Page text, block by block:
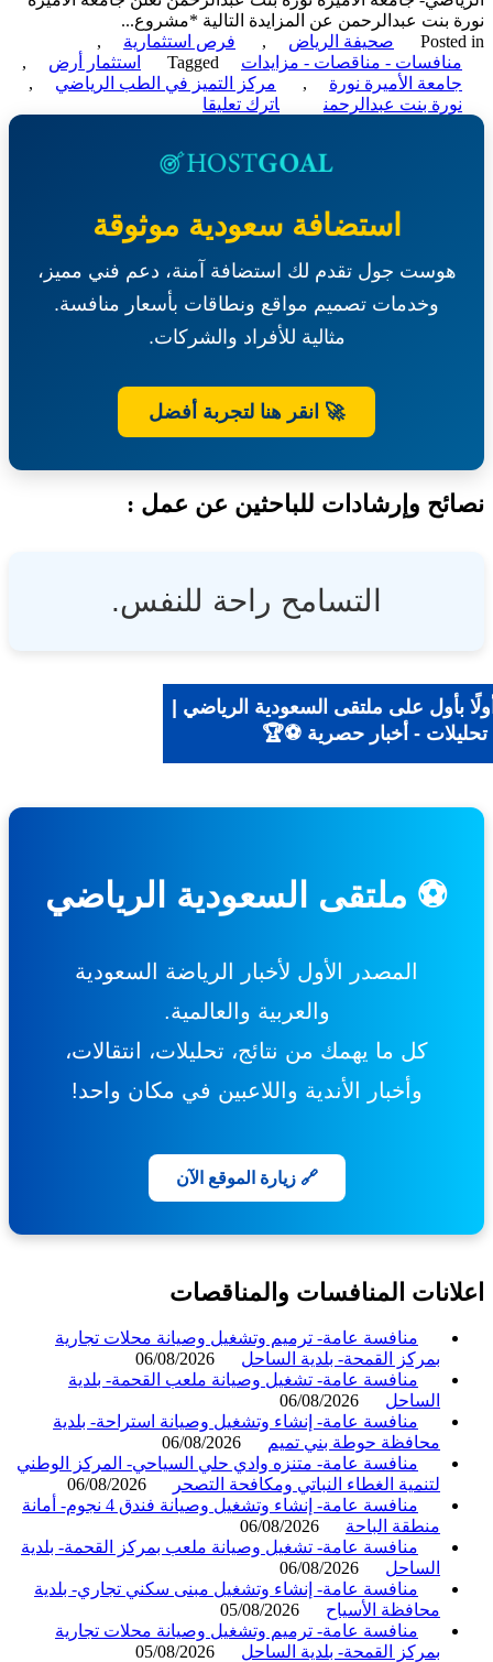
بنت عبدالرحمن عن المزايدة التالية *مشروع...
صحيفة الرياض , فرص استثمارية
,
- مناقصات - مزايدات
Tagged استثمار أرض
,
الأميرة نورة
, مركز التميز في الطب الرياضي
,
بنت عبدالرحمن
اترك تعليقاon
أرض
مركز
التميز
في
الرياضي-
جامعة
الأميرة
عبدالرحمن
استضافة سعودية موثوقة
هوست جول تقدم لك استضافة آمنة، دعم فني مميز،
وخدمات تصميم مواقع ونطاقات بأسعار منافسة.
مثالية للأفراد والشركات.
🚀 انقر هنا لتجربة أفضل
وإرشادات للباحثين عن عمل :
التسامح راحة للنفس.
بأول على ملتقى السعودية الرياضي |
- أخبار حصرية ⚽🏆
⚽ ملتقى السعودية الرياضي
المصدر الأول لأخبار الرياضة السعودية
والعربية والعالمية.
كل ما يهمك من نتائج، تحليلات، انتقالات،
وأخبار الأندية واللاعبين في مكان واحد!
🔗 زيارة الموقع الآن
المنافسات والمناقصات
منافسة عامة- ترميم وتشغيل وصيانة محلات تجارية
بمركز القمحة- بلدية الساحل
06/08/2026
منافسة عامة- تشغيل وصيانة ملعب القحمة- بلدية
الساحل
06/08/2026
منافسة عامة- إنشاء وتشغيل وصيانة استراحة- بلدية
محافظة حوطة بني تميم
06/08/2026
منافسة عامة- متنزه وادي حلي السياحي- المركز الوطني
لتنمية الغطاء النباتي ومكافحة التصحر
06/08/2026
منافسة عامة- إنشاء وتشغيل وصيانة فندق 4 نجوم- أمانة
منطقة الباحة
06/08/2026
منافسة عامة- تشغيل وصيانة ملعب بمركز القحمة- بلدية
الساحل
06/08/2026
منافسة عامة- إنشاء وتشغيل مبنى سكني تجاري- بلدية
محافظة الأسياح
05/08/2026
منافسة عامة- ترميم وتشغيل وصيانة محلات تجارية
بمركز القمحة- بلدية الساحل
05/08/2026